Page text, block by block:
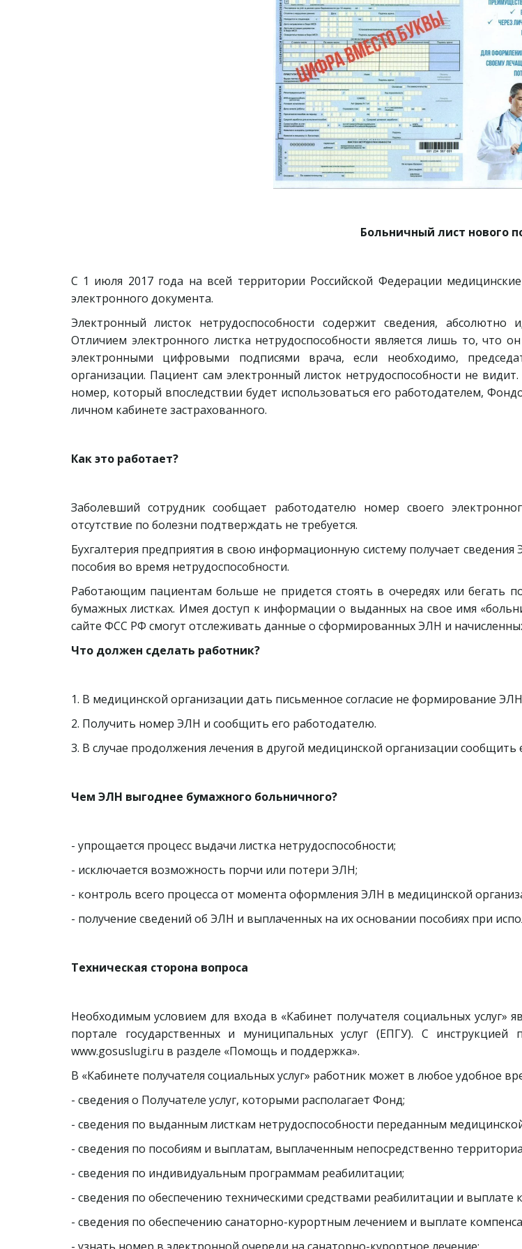
Больничный лист нового
С 1 июля 2017 года на всей территории Российской Федерации
электронного документа.
Электронный листок нетрудоспособности содержит сведения,
Отличием электронного листка нетрудоспособности является лишь то, что
электронными цифровыми подписями врача, если необходимо,
организации. Пациент сам электронный листок нетрудоспособности не
номер, который впоследствии будет использоваться его работодателем,
личном кабинете застрахованного.
Как это работает?
Заболевший сотрудник сообщает работодателю номер своего
отсутствие по болезни подтверждать не требуется.
Бухгалтерия предприятия в свою информационную систему получает
пособия во время нетрудоспособности.
Работающим пациентам больше не придется стоять в очередях или бегать
бумажных листках. Имея доступ к информации о выданных на свое имя
сайте ФСС РФ смогут отслеживать данные о сформированных ЭЛН и
Что должен сделать работник?
1. В медицинской организации дать письменное согласие не формирование
2. Получить номер ЭЛН и сообщить его работодателю.
3. В случае продолжения лечения в другой медицинской организации
Чем ЭЛН выгоднее бумажного больничного?
- упрощается процесс выдачи листка нетрудоспособности;
- исключается возможность порчи или потери ЭЛН;
- контроль всего процесса от момента оформления ЭЛН в медицинской
- получение сведений об ЭЛН и выплаченных на их основании пособиях при
Техническая сторона вопроса
Необходимым условием для входа в «Кабинет получателя социальных услуг»
портале государственных и муниципальных услуг (ЕПГУ). С
www.gosuslugi.ru в разделе «Помощь и поддержка».
В «Кабинете получателя социальных услуг» работник может в любое удобное
- сведения о Получателе услуг, которыми располагает Фонд;
- сведения по выданным листкам нетрудоспособности переданным
- сведения по пособиям и выплатам, выплаченным непосредственно
- сведения по индивидуальным программам реабилитации;
- сведения по обеспечению техническими средствами реабилитации и выплате
- сведения по обеспечению санаторно-курортным лечением и выплате